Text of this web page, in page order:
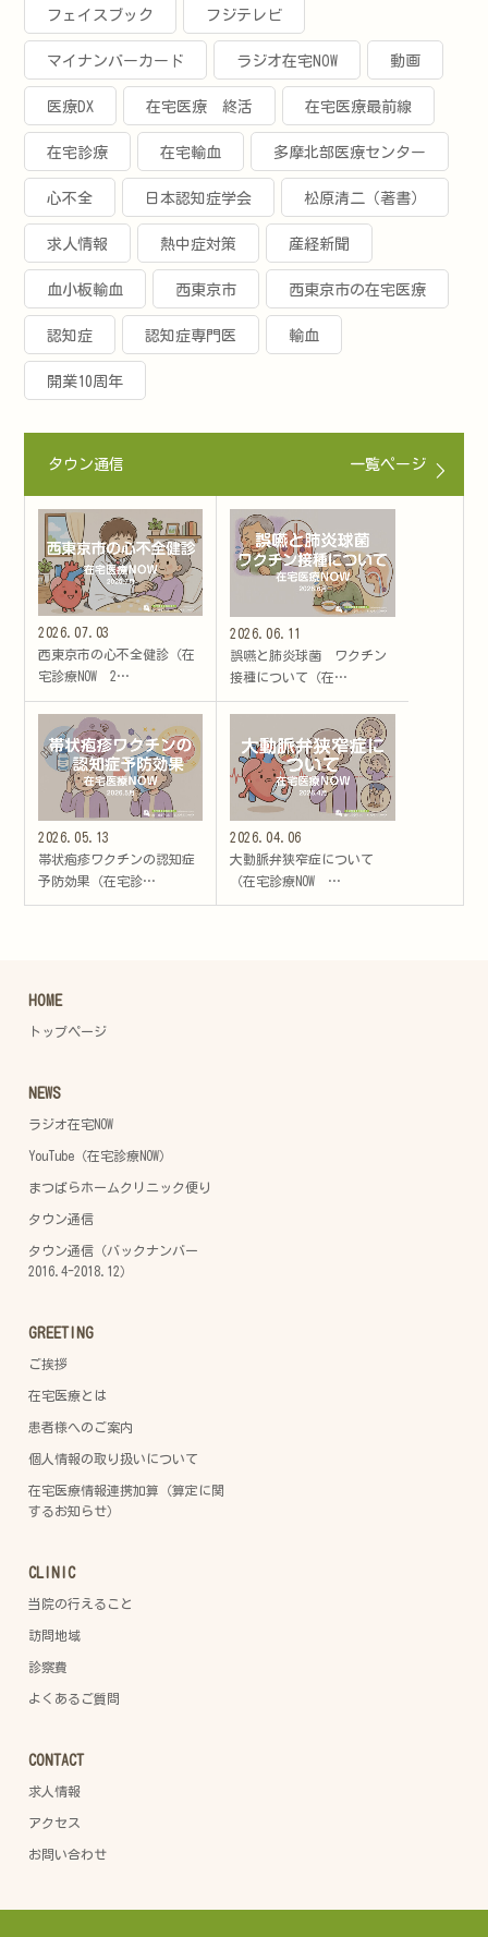
フェイスブック フジテレビ
マイナンバーカード ラジオ在宅NOW 動画
医療DX 在宅医療 終活 在宅医療最前線
在宅診療 在宅輸血 多摩北部医療センター
心不全 日本認知症学会 松原清二（著書）
求人情報 熱中症対策 産経新聞
血小板輸血 西東京市 西東京市の在宅医療
認知症 認知症専門医 輸血
開業10周年
タウン通信 一覧ページ
2026.07.03
西東京市の心不全健診（在
宅診療NOW 2…
2026.06.11
誤嚥と肺炎球菌 ワクチン
接種について（在…
2026.05.13
帯状疱疹ワクチンの認知症
予防効果（在宅診…
2026.04.06
大動脈弁狭窄症について
（在宅診療NOW …
HOME
トップページ
NEWS
ラジオ在宅NOW
YouTube（在宅診療NOW）
まつばらホームクリニック便り
タウン通信
タウン通信（バックナンバー
2016.4-2018.12）
GREETING
ご挨拶
在宅医療とは
患者様へのご案内
個人情報の取り扱いについて
在宅医療情報連携加算（算定に関
するお知らせ）
CLINIC
当院の行えること
訪問地域
診察費
よくあるご質問
CONTACT
求人情報
アクセス
お問い合わせ